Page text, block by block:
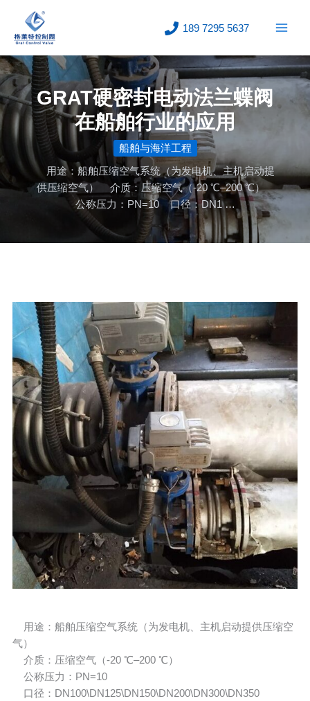
容
189 7295 5637
GRAT硬密封电动法兰蝶阀
在船舶行业的应用
船舶与海洋工程
用途：船舶压缩空气系统（为发电机、主机启动提
供压缩空气） 介质：压缩空气（-20 ℃–200 ℃）
公称压力：PN=10 口径：DN1 …
用途：船舶压缩空气系统（为发电机、主机启动提供压缩空
气）
介质：压缩空气（-20 ℃–200 ℃）
公称压力：PN=10
口径：DN100\DN125\DN150\DN200\DN300\DN350